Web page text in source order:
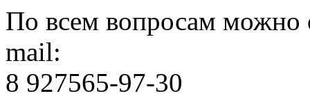
По всем вопросам можно
mail:
8 927565-97-30